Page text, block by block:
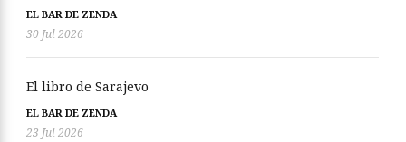
EL BAR DE ZENDA
30 Jul 2026
El libro de Sarajevo
EL BAR DE ZENDA
23 Jul 2026